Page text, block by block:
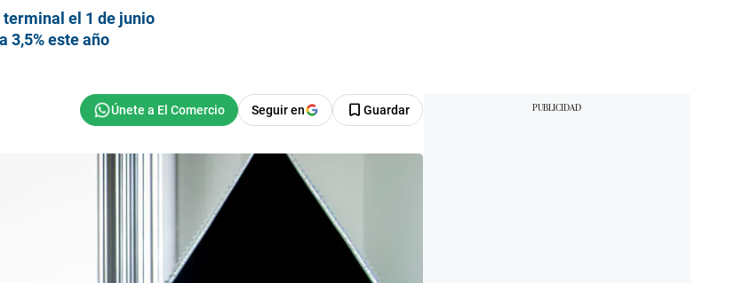
el 1 de junio
3,5% este año
Seguir en Guardar